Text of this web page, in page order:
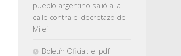
pueblo argentino salió a la
calle contra el decretazo de
Milei
Boletín Oficial: el pdf